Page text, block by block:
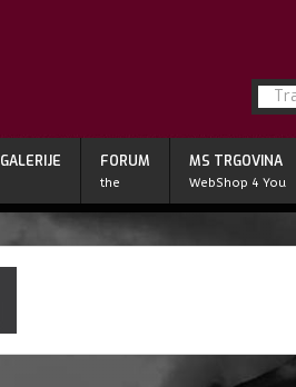
GALERIJE FORUM
the
MS TRGOVINA
WebShop 4 You